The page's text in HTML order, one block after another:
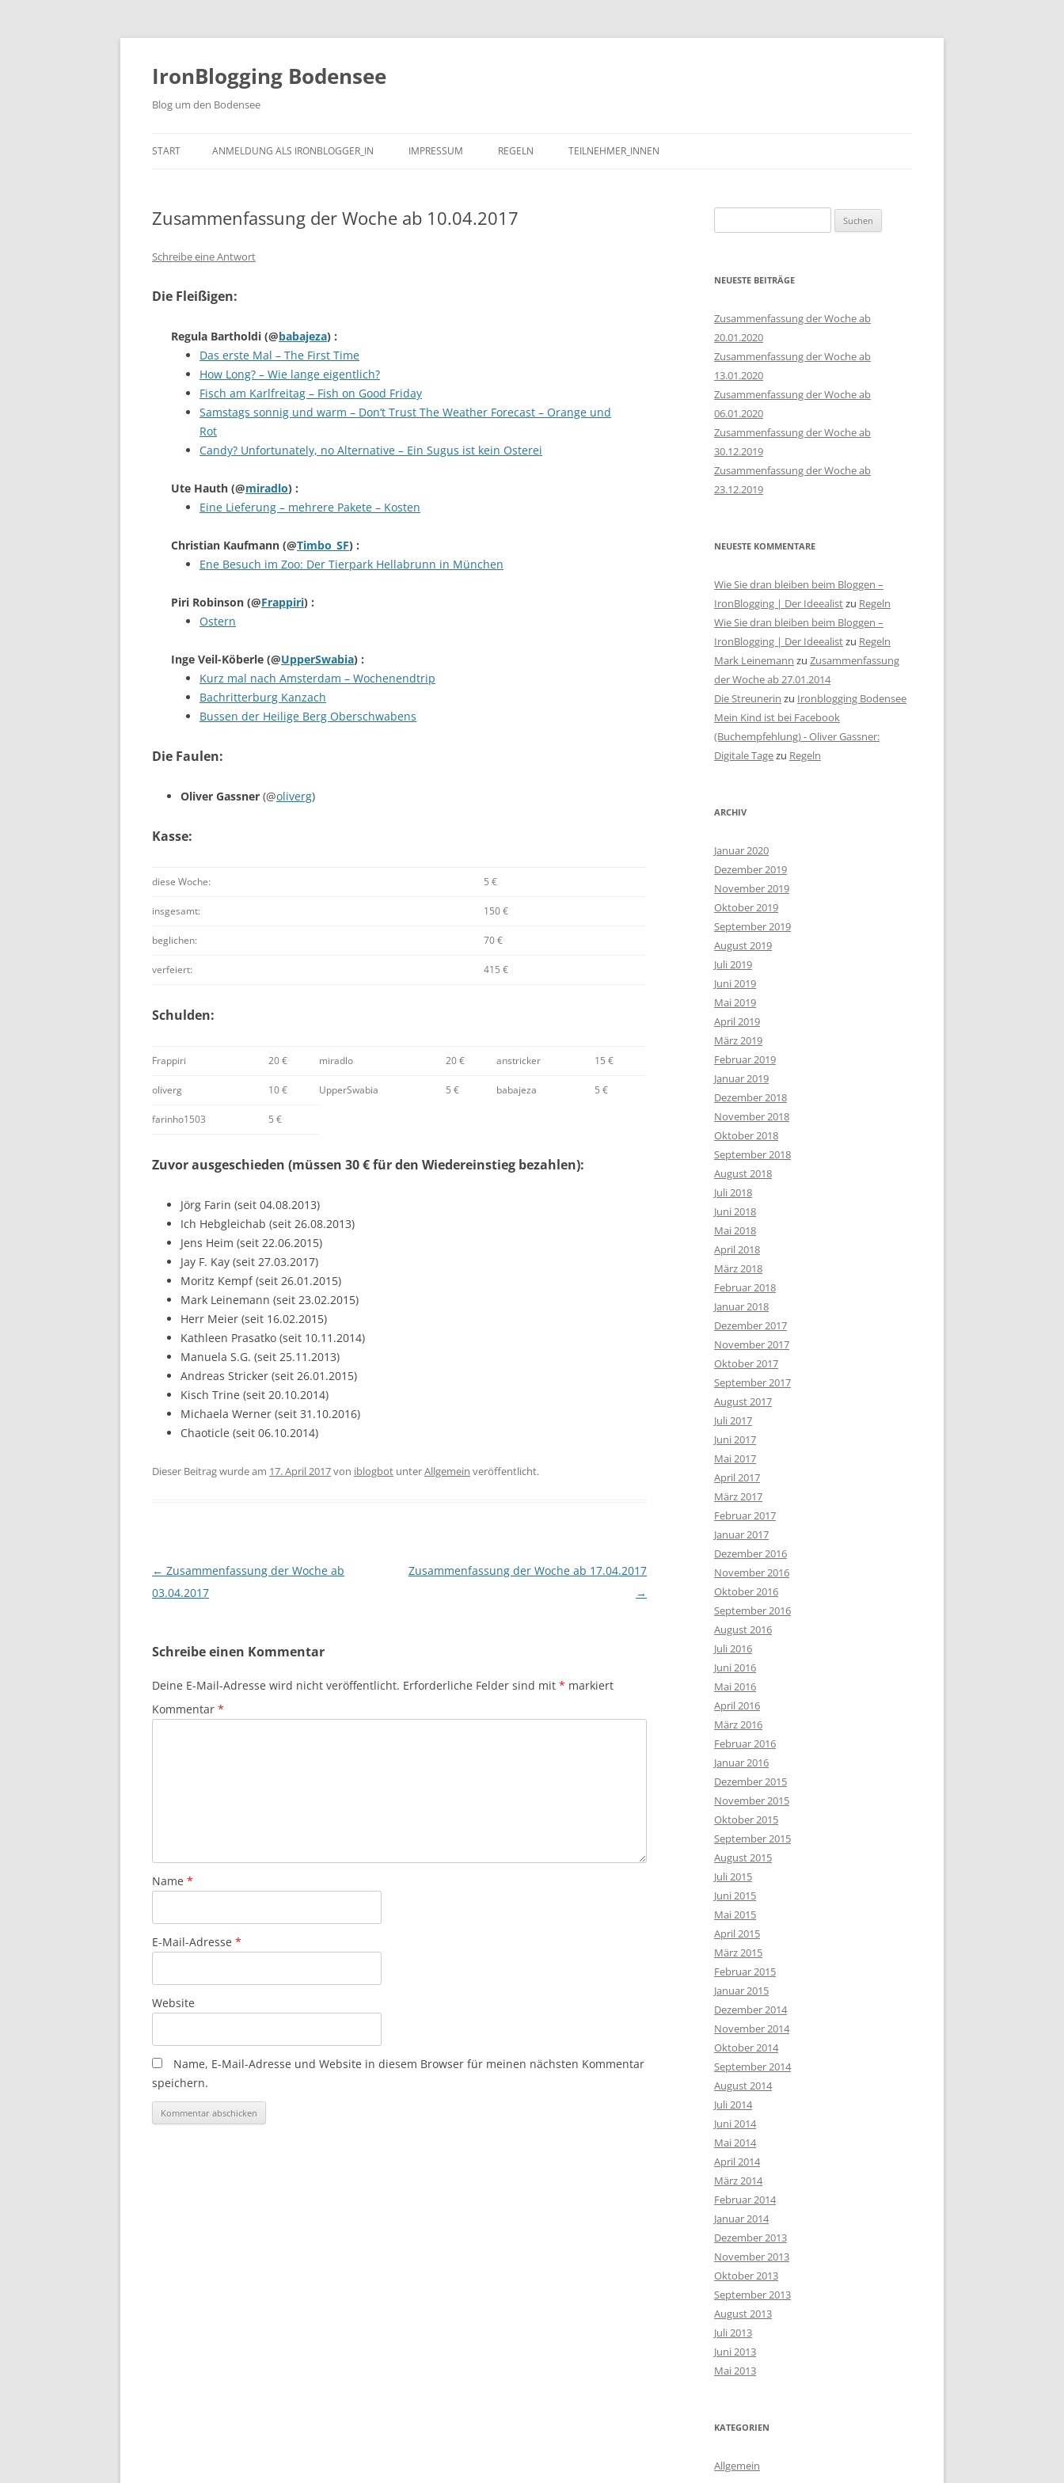
Zum
IronBlogging Bodensee
Blog um den Bodensee
START ANMELDUNG ALS IRONBLOGGER_IN IMPRESSUM REGELN TEILNEHMER_INNEN
Zusammenfassung der Woche ab 10.04.2017
Schreibe eine Antwort
Die Fleißigen:
Regula Bartholdi (@babajeza) :
Das erste Mal – The First Time
How Long? – Wie lange eigentlich?
Fisch am Karlfreitag – Fish on Good Friday
Samstags sonnig und warm – Don’t Trust The Weather Forecast – Orange und
Rot
Candy? Unfortunately, no Alternative – Ein Sugus ist kein Osterei
Ute Hauth (@miradlo) :
Eine Lieferung – mehrere Pakete – Kosten
Christian Kaufmann (@Timbo_SF) :
Ene Besuch im Zoo: Der Tierpark Hellabrunn in München
Piri Robinson (@Frappiri) :
Ostern
Inge Veil-Köberle (@UpperSwabia) :
Kurz mal nach Amsterdam – Wochenendtrip
Bachritterburg Kanzach
Bussen der Heilige Berg Oberschwabens
Die Faulen:
Oliver Gassner (@oliverg)
Kasse:
diese Woche: 5 €
insgesamt: 150 €
beglichen: 70 €
verfeiert: 415 €
Schulden:
Frappiri 20 € miradlo 20 € anstricker 15 €
oliverg 10 € UpperSwabia 5 € babajeza 5 €
farinho1503 5 €
Zuvor ausgeschieden (müssen 30 € für den Wiedereinstieg bezahlen):
Jörg Farin (seit 04.08.2013)
Ich Hebgleichab (seit 26.08.2013)
Jens Heim (seit 22.06.2015)
Jay F. Kay (seit 27.03.2017)
Moritz Kempf (seit 26.01.2015)
Mark Leinemann (seit 23.02.2015)
Herr Meier (seit 16.02.2015)
Kathleen Prasatko (seit 10.11.2014)
Manuela S.G. (seit 25.11.2013)
Andreas Stricker (seit 26.01.2015)
Kisch Trine (seit 20.10.2014)
Michaela Werner (seit 31.10.2016)
Chaoticle (seit 06.10.2014)
Dieser Beitrag wurde am 17. April 2017von iblogbot unterAllgemein veröffentlicht.
Beitragsnavigation
← Zusammenfassung der Woche ab
03.04.2017
Zusammenfassung der Woche ab 17.04.2017
→
Schreibe einen Kommentar
Deine E-Mail-Adresse wird nicht veröffentlicht. Erforderliche Felder sind mit * markiert
Kommentar *
Name *
E-Mail-Adresse *
Website
Name, E-Mail-Adresse und Website in diesem Browser für meinen nächsten Kommentar
speichern.
nach:
NEUESTE BEITRÄGE
Zusammenfassung der Woche ab
20.01.2020
Zusammenfassung der Woche ab
13.01.2020
Zusammenfassung der Woche ab
06.01.2020
Zusammenfassung der Woche ab
30.12.2019
Zusammenfassung der Woche ab
23.12.2019
NEUESTE KOMMENTARE
Wie Sie dran bleiben beim Bloggen –
IronBlogging | Der Ideealistzu Regeln
Wie Sie dran bleiben beim Bloggen –
IronBlogging | Der Ideealistzu Regeln
Mark Leinemann zu Zusammenfassung
der Woche ab 27.01.2014
Die Streunerin zu Ironblogging Bodensee
Mein Kind ist bei Facebook
(Buchempfehlung) - Oliver Gassner:
Digitale Tagezu Regeln
ARCHIV
Januar 2020
Dezember 2019
November 2019
Oktober 2019
September 2019
August 2019
Juli 2019
Juni 2019
Mai 2019
April 2019
März 2019
Februar 2019
Januar 2019
Dezember 2018
November 2018
Oktober 2018
September 2018
August 2018
Juli 2018
Juni 2018
Mai 2018
April 2018
März 2018
Februar 2018
Januar 2018
Dezember 2017
November 2017
Oktober 2017
September 2017
August 2017
Juli 2017
Juni 2017
Mai 2017
April 2017
März 2017
Februar 2017
Januar 2017
Dezember 2016
November 2016
Oktober 2016
September 2016
August 2016
Juli 2016
Juni 2016
Mai 2016
April 2016
März 2016
Februar 2016
Januar 2016
Dezember 2015
November 2015
Oktober 2015
September 2015
August 2015
Juli 2015
Juni 2015
Mai 2015
April 2015
März 2015
Februar 2015
Januar 2015
Dezember 2014
November 2014
Oktober 2014
September 2014
August 2014
Juli 2014
Juni 2014
Mai 2014
April 2014
März 2014
Februar 2014
Januar 2014
Dezember 2013
November 2013
Oktober 2013
September 2013
August 2013
Juli 2013
Juni 2013
Mai 2013
KATEGORIEN
Allgemein